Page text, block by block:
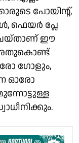
പോയിന്റ്,
ഫെയർ പ്ലേ
ഈ
അതുകൊണ്ട്
ഗോളും,
ഓരോ